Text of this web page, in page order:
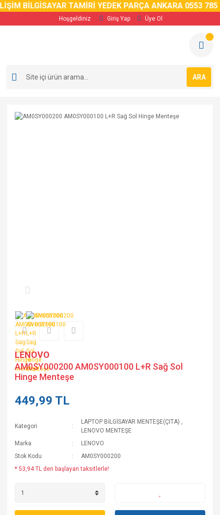
BİLGİSAYAR TAMİRİ YEDEK PARÇA ANKARA 0553 785 02
Hoşgeldiniz Giriş Yap Üye Ol
ARA
LENOVO
AM0SY000200 AM0SY000100 L+R Sağ Sol
Hinge Menteşe
449,99 TL
Kategori
LAPTOP BİLGİSAYAR MENTEŞE(ÇITA) ,
LENOVO MENTEŞE
Marka
LENOVO
Stok Kodu
AM0SY000200
* 53,94 TL den başlayan taksitlerle!